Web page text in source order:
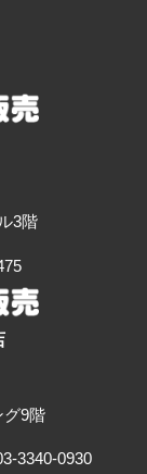
3階
9階
3340-0930